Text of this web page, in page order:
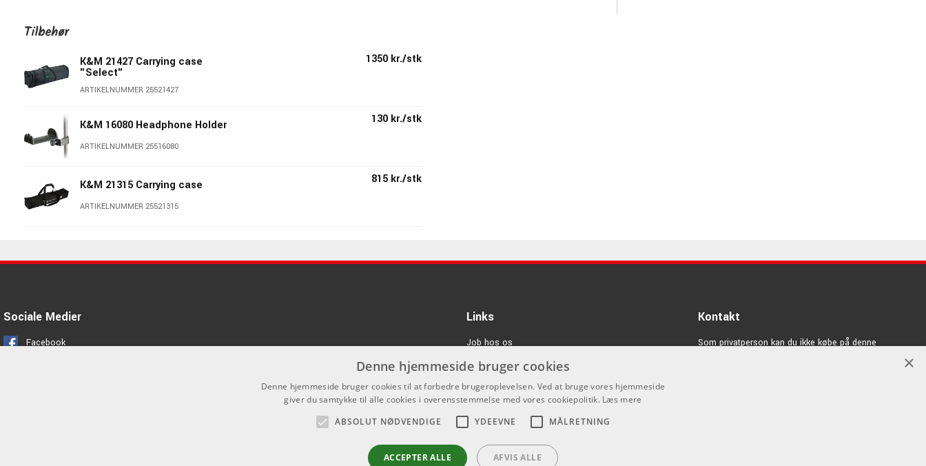
Tilbehør
K&M 21427 Carrying case
"Select"
ARTIKELNUMMER 25521427
1350 kr./stk
K&M 16080 Headphone Holder
ARTIKELNUMMER 25516080
130 kr./stk
K&M 21315 Carrying case
ARTIKELNUMMER 25521315
815 kr./stk
190 kr./stk
Sociale Medier
Facebook
Links
Job hos os
Om Os
Agenturer
Log ind
GDPR & Cookies
Kontakt
Som privatperson kan du ikke købe på denne
hjemmeside, alt salg foregår gennem vores forhandlere.
×
Denne hjemmeside bruger cookies
Denne hjemmeside bruger cookies til at forbedre brugeroplevelsen. Ved at bruge vores hjemmeside
giver du samtykke til alle cookies i overensstemmelse med vores cookiepolitik. Læs mere
ABSOLUT NØDVENDIGE
YDEEVNE MÅLRETNING
ACCEPTER ALLE AFVIS ALLE